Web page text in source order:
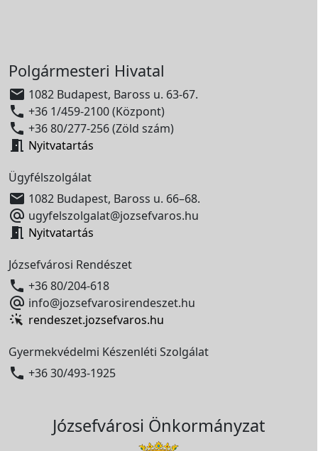
Polgármesteri Hivatal
 1082 Budapest, Baross u. 63-67.
 +36 1/459-2100 (Központ)
 +36 80/277-256 (Zöld szám)
 Nyitvatartás
Ügyfélszolgálat
 1082 Budapest, Baross u. 66–68.
 ugyfelszolgalat@jozsefvaros.hu
 Nyitvatartás
Józsefvárosi Rendészet
 +36 80/204-618
 info@jozsefvarosirendeszet.hu
rendeszet.jozsefvaros.hu
Gyermekvédelmi Készenléti Szolgálat
 +36 30/493-1925
Józsefvárosi Önkormányzat